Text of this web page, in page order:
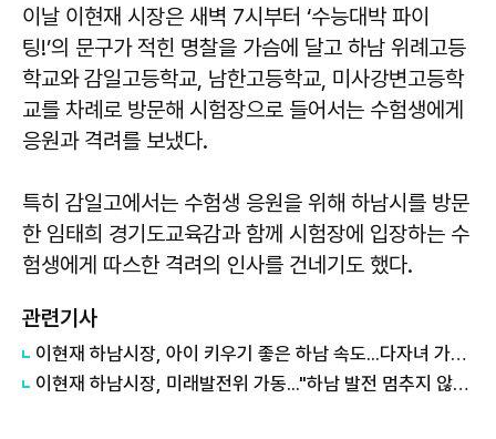
이날 이현재 시장은 새벽 7시부터 ‘수능대박 파이
팅!’의 문구가 적힌 명찰을 가슴에 달고 하남 위례고등
학교와 감일고등학교, 남한고등학교, 미사강변고등학
교를 차례로 방문해 시험장으로 들어서는 수험생에게
응원과 격려를 보냈다.
특히 감일고에서는 수험생 응원을 위해 하남시를 방문
한 임태희 경기도교육감과 함께 시험장에 입장하는 수
험생에게 따스한 격려의 인사를 건네기도 했다.
관련기사
이현재 하남시장, 아이 키우기 좋은 하남 속도...다자녀 가구 수도요금 감면 확대
이현재 하남시장, 미래발전위 가동..."하남 발전 멈추지 않겠다"